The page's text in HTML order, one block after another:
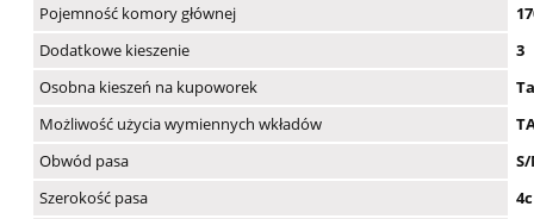
Pojemność komory głównej
Dodatkowe kieszenie
3
Osobna kieszeń na kupoworek
Możliwość użycia wymiennych wkładów
Obwód pasa
Szerokość pasa